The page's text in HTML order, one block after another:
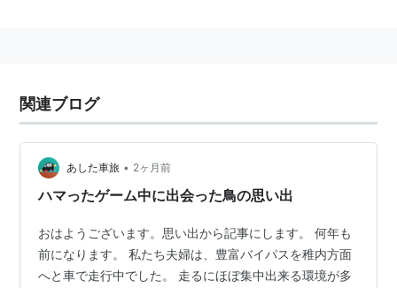
関連ブログ
あした車旅 • 2ヶ月前
ハマったゲーム中に出会った鳥の思い出
おはようございます。思い出から記事にします。 何年も
前になります。 私たち夫婦は、豊富バイパスを稚内方面
へと車で走行中でした。 走るにほぼ集中出来る環境が多